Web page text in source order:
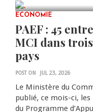
0 COMMENTS
ECONOMIE
PAEF : 45
MCI dans
pays
POST ON JUL 23, 2026
Le Ministère du
publié, ce mois-ci,
du Programme